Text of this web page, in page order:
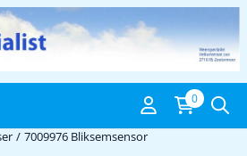
Einstellungen wählen oder alle
0
/ 7009976 Bliksemsensor